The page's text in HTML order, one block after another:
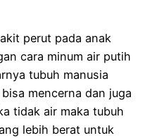
perut pada anak
cara minum air putih
tubuh manusia
mencerna dan juga
tidak air maka tubuh
lebih berat untuk